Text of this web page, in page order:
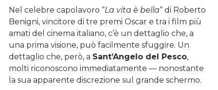
Nel celebre capolavoro “La vita è bella“ di Roberto
Benigni, vincitore di tre premi Oscar e tra i film più
amati del cinema italiano, c’è un dettaglio che, a
una prima visione, può facilmente sfuggire. Un
dettaglio che, però, a Sant’Angelo del Pesco,
molti riconoscono immediatamente — nonostante
la sua apparente discrezione sul grande schermo.